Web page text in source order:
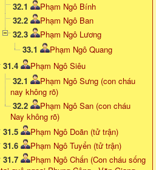
32.1
Phạm Ngô Bính
32.2
Phạm Ngô Ban
32.3
Phạm Ngô Lương
33.1
Phạm Ngô Quang
31.4
Phạm Ngô Siêu
32.1
Phạm Ngô Sưng (con cháu
nay không rõ)
32.2
Phạm Ngô San (con cháu
Nay không rõ)
31.5
Phạm Ngô Doãn (tử trận)
31.6
Phạm Ngô Tuyển (tử trận)
31.7
Phạm Ngô Chấn (Con cháu sống